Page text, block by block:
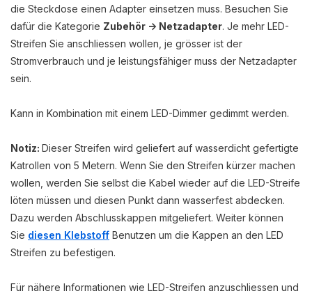
die Steckdose einen Adapter einsetzen muss. Besuchen Sie
dafür die Kategorie Zubehör -> Netzadapter. Je mehr LED-
Streifen Sie anschliessen wollen, je grösser ist der
Stromverbrauch und je leistungsfähiger muss der Netzadapter
sein.
Kann in Kombination mit einem LED-Dimmer gedimmt werden.
Notiz: Dieser Streifen wird geliefert auf wasserdicht gefertigte
Katrollen von 5 Metern. Wenn Sie den Streifen kürzer machen
wollen, werden Sie selbst die Kabel wieder auf die LED-Streife
löten müssen und diesen Punkt dann wasserfest abdecken.
Dazu werden Abschlusskappen mitgeliefert. Weiter können
Sie diesen Klebstoff Benutzen um die Kappen an den LED
Streifen zu befestigen.
Für nähere Informationen wie LED-Streifen anzuschliessen und